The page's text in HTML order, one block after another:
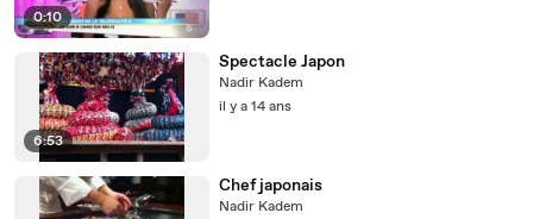
0:10
6:53
Spectacle Japon
Nadir Kadem
il y a 14 ans
Chef japonais
Nadir Kadem